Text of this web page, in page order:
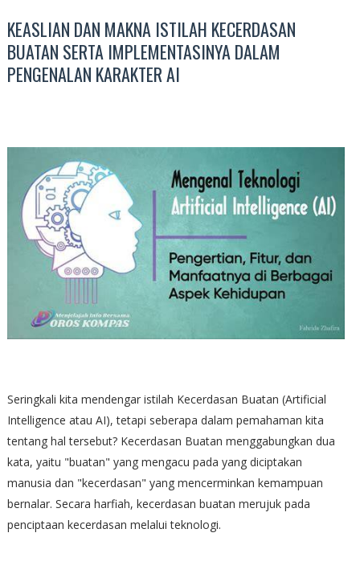
KEASLIAN DAN MAKNA ISTILAH KECERDASAN
BUATAN SERTA IMPLEMENTASINYA DALAM
PENGENALAN KARAKTER AI
Seringkali kita mendengar istilah Kecerdasan Buatan (Artificial
Intelligence atau AI), tetapi seberapa dalam pemahaman kita
tentang hal tersebut? Kecerdasan Buatan menggabungkan dua
kata, yaitu "buatan" yang mengacu pada yang diciptakan
manusia dan "kecerdasan" yang mencerminkan kemampuan
bernalar. Secara harfiah, kecerdasan buatan merujuk pada
penciptaan kecerdasan melalui teknologi.